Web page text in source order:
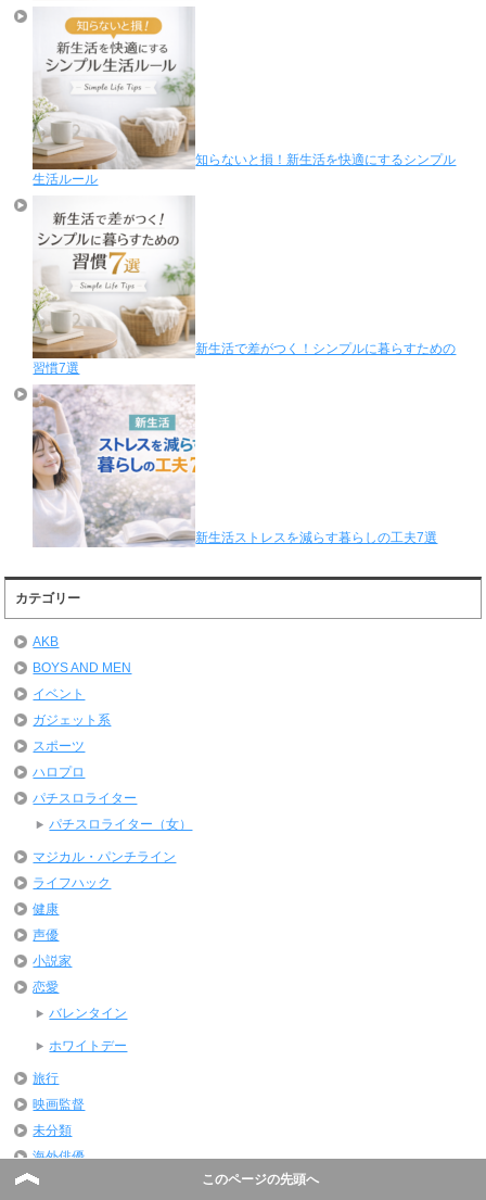
知らないと損！新生活を快適にするシンプル
生活ルール
新生活で差がつく！シンプルに暮らすための
習慣7選
新生活ストレスを減らす暮らしの工夫7選
カテゴリー
AKB
BOYS AND MEN
イベント
ガジェット系
スポーツ
ハロプロ
パチスロライター
パチスロライター（女）
マジカル・パンチライン
ライフハック
健康
声優
小説家
恋愛
バレンタイン
ホワイトデー
旅行
映画監督
未分類
海外俳優
海外女優
このページの先頭へ